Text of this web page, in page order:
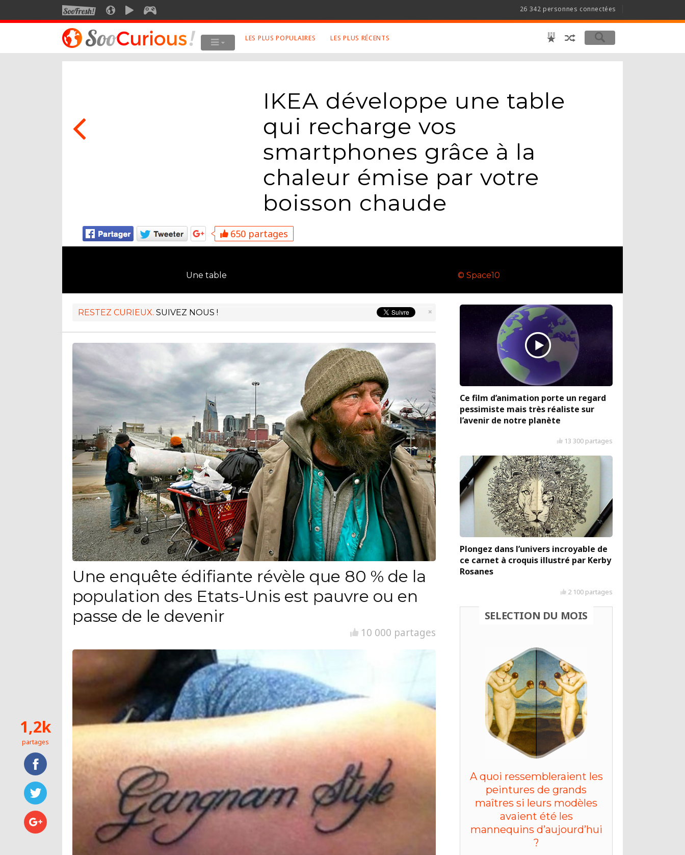
SOOFRESHSOOCURIOUSSOOMOTION 26 342 personnes connectées
Twitter
Mentions Légales
Conditions Générales
LES PLUS POPULAIRES LES PLUS RÉCENTS
IKEA développe une table
qui recharge vos
smartphones grâce à la
chaleur émise par votre
boisson chaude
650 partages
Une table © Space10
×
RESTEZ CURIEUX. SUIVEZ NOUS !
Une enquête édifiante révèle que 80 % de la
population des Etats-Unis est pauvre ou en
passe de le devenir
10 000 partages
Ce film d’animation porte un regard
pessimiste mais très réaliste sur
l’avenir de notre planète
13 300 partages
Plongez dans l’univers incroyable de
ce carnet à croquis illustré par Kerby
Rosanes
2 100 partages
SELECTION DU MOIS
A quoi ressembleraient les
peintures de grands
maîtres si leurs modèles
avaient été les
mannequins d’aujourd’hui
?
1,2k
partages